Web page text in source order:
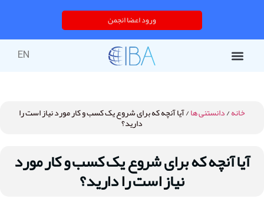
ورود اعضا انجمن
EN
خانه/دانستنی ها/ آیا آنچه که برای شروع یک کسب و کار مورد نیاز است را
دارید؟
آیا آنچه که برای شروع یک کسب و کار مورد
نیاز است را دارید؟